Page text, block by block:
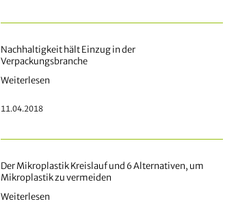
Nachhaltigkeit hält Einzug in der
Verpackungsbranche
Weiterlesen
11.04.2018
Der Mikroplastik Kreislauf und 6 Alternativen, um
Mikroplastik zu vermeiden
Weiterlesen